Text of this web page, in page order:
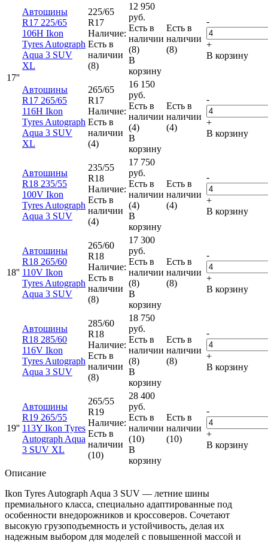
17''
Автошины
R17 225/65
106H Ikon
Tyres Autograph
Aqua 3 SUV
XL
225/65
R17
Наличие:
Есть в
наличии
(8)
12 950
руб.
Есть в
наличии
(8)
В
корзину
Есть в
наличии
(8)
-
+
В корзину
Автошины
R17 265/65
116H Ikon
Tyres Autograph
Aqua 3 SUV
XL
265/65
R17
Наличие:
Есть в
наличии
(4)
16 150
руб.
Есть в
наличии
(4)
В
корзину
Есть в
наличии
(4)
-
+
В корзину
18''
Автошины
R18 235/55
100V Ikon
Tyres Autograph
Aqua 3 SUV
235/55
R18
Наличие:
Есть в
наличии
(4)
17 750
руб.
Есть в
наличии
(4)
В
корзину
Есть в
наличии
(4)
-
+
В корзину
Автошины
R18 265/60
110V Ikon
Tyres Autograph
Aqua 3 SUV
265/60
R18
Наличие:
Есть в
наличии
(8)
17 300
руб.
Есть в
наличии
(8)
В
корзину
Есть в
наличии
(8)
-
+
В корзину
Автошины
R18 285/60
116V Ikon
Tyres Autograph
Aqua 3 SUV
285/60
R18
Наличие:
Есть в
наличии
(8)
18 750
руб.
Есть в
наличии
(8)
В
корзину
Есть в
наличии
(8)
-
+
В корзину
19''
Автошины
R19 265/55
113Y Ikon Tyres
Autograph Aqua
3 SUV XL
265/55
R19
Наличие:
Есть в
наличии
(10)
28 400
руб.
Есть в
наличии
(10)
В
корзину
Есть в
наличии
(10)
-
+
В корзину
Описание
Ikon Tyres Autograph Aqua 3 SUV — летние шины
премиального класса, специально адаптированные под
особенности внедорожников и кроссоверов. Сочетают
высокую грузоподъемность и устойчивость, делая их
надежным выбором для моделей с повышенной массой и